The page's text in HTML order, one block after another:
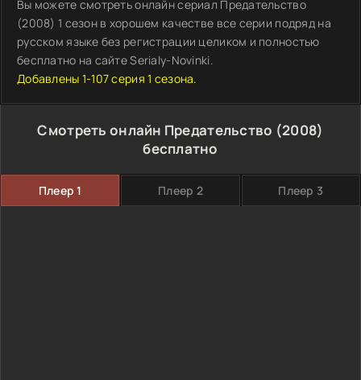
Вы можете смотреть онлайн сериал Предательство
(2008) 1 сезон в хорошем качестве все серии подряд на
русском языке без регистрации целиком и полностью
бесплатно на сайте Serialy-Novinki.
Добавлены 1-107 серия 1 сезона.
Смотреть онлайн Предательство (2008)
бесплатно
Плеер 1 Плеер 2 Плеер 3